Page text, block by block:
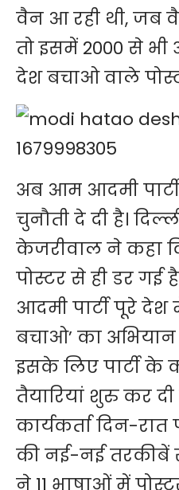
वैन आ रही थी, जब
तो इसमें 2000 से भी
देश बचाओ वाले
अब आम आदमी
चुनौती दे दी है।
केजरीवाल ने कहा
पोस्टर से ही डर गई
आदमी पार्टी पूरे देश
बचाओ’ का
इसके लिए पार्टी के
तैयारियां शुरु कर दी
कार्यकर्ता दिन-
की नई-नई तरकीबें
ने 11 भाषाओं में